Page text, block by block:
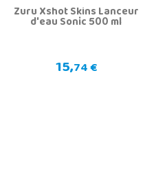
Zuru Xshot Skins Lanceur
d'eau Sonic 500 ml
15,74 €